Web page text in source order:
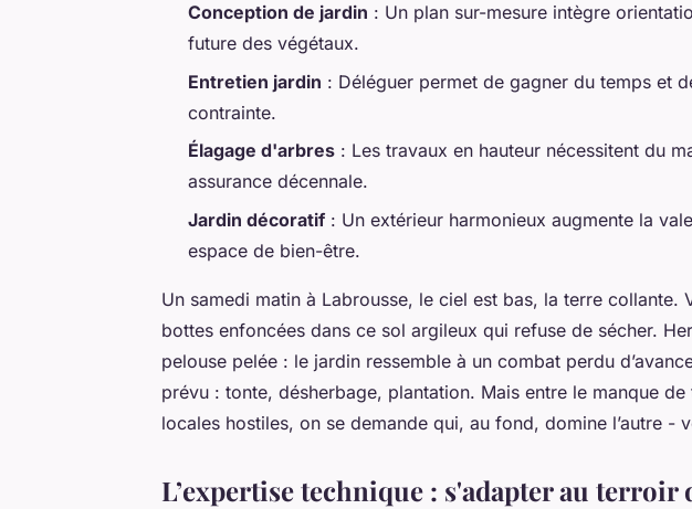
Conception de jardin : Un plan sur-mesure intègre
future des végétaux.
Entretien jardin : Déléguer permet de gagner du temps et
contrainte.
Élagage d'arbres : Les travaux en hauteur nécessitent du
assurance décennale.
Jardin décoratif : Un extérieur harmonieux augmente la
espace de bien-être.
Un samedi matin à Labrousse, le ciel est bas, la terre collante.
bottes enfoncées dans ce sol argileux qui refuse de sécher.
pelouse pelée : le jardin ressemble à un combat perdu
prévu : tonte, désherbage, plantation. Mais entre le manque
locales hostiles, on se demande qui, au fond, domine l’autre -
L’expertise technique : s'adapter au terroir